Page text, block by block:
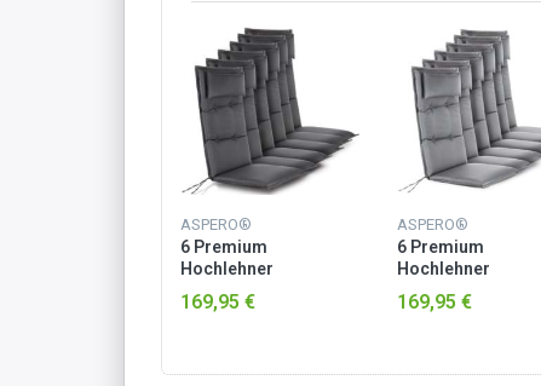
ASPERO®
6 Premium
Hochlehner
Stuhlauflagen
Anthrazit
169,95 €
ASPERO®
6 Premium
Hochlehner
Stuhlauflagen
Hellgrau
169,95 €